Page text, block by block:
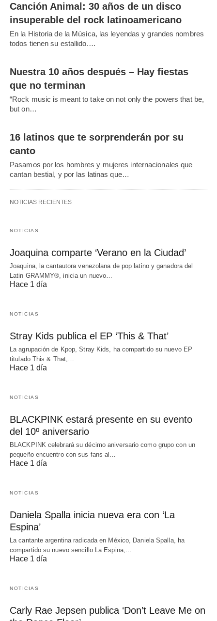
Canción Animal: 30 años de un disco
insuperable del rock latinoamericano
En la Historia de la Música, las leyendas y grandes nombres
todos tienen su estallido.…
Nuestra 10 años después – Hay fiestas
que no terminan
“Rock music is meant to take on not only the powers that be,
but on…
16 latinos que te sorprenderán por su
canto
Pasamos por los hombres y mujeres internacionales que
cantan bestial, y por las latinas que…
NOTICIAS RECIENTES
NOTICIAS
Joaquina comparte ‘Verano en la Ciudad’
Joaquina, la cantautora venezolana de pop latino y ganadora del
Latin GRAMMY®, inicia un nuevo…
Hace 1 día
NOTICIAS
Stray Kids publica el EP ‘This & That’
La agrupación de Kpop, Stray Kids, ha compartido su nuevo EP
titulado This & That,…
Hace 1 día
NOTICIAS
BLACKPINK estará presente en su evento
del 10º aniversario
BLACKPINK celebrará su décimo aniversario como grupo con un
pequeño encuentro con sus fans al…
Hace 1 día
NOTICIAS
Daniela Spalla inicia nueva era con ‘La
Espina’
La cantante argentina radicada en México, Daniela Spalla, ha
compartido su nuevo sencillo La Espina,…
Hace 1 día
NOTICIAS
Carly Rae Jepsen publica ‘Don’t Leave Me on